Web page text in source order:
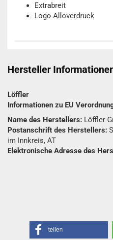
Extrabreit
Logo Alloverdruck
Hersteller
Löffler
Informationen zu EU
Name des Herstellers: Löffler
Postanschrift des Herstellers:
im Innkreis, AT
Elektronische Adresse des
teilen